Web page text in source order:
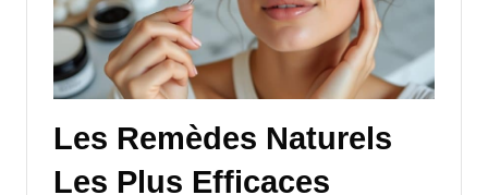
Les Remèdes Naturels
Les Plus Efficaces